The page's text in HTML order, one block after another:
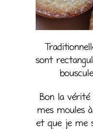
sont
Bon la vérité
mes moules
et que je me